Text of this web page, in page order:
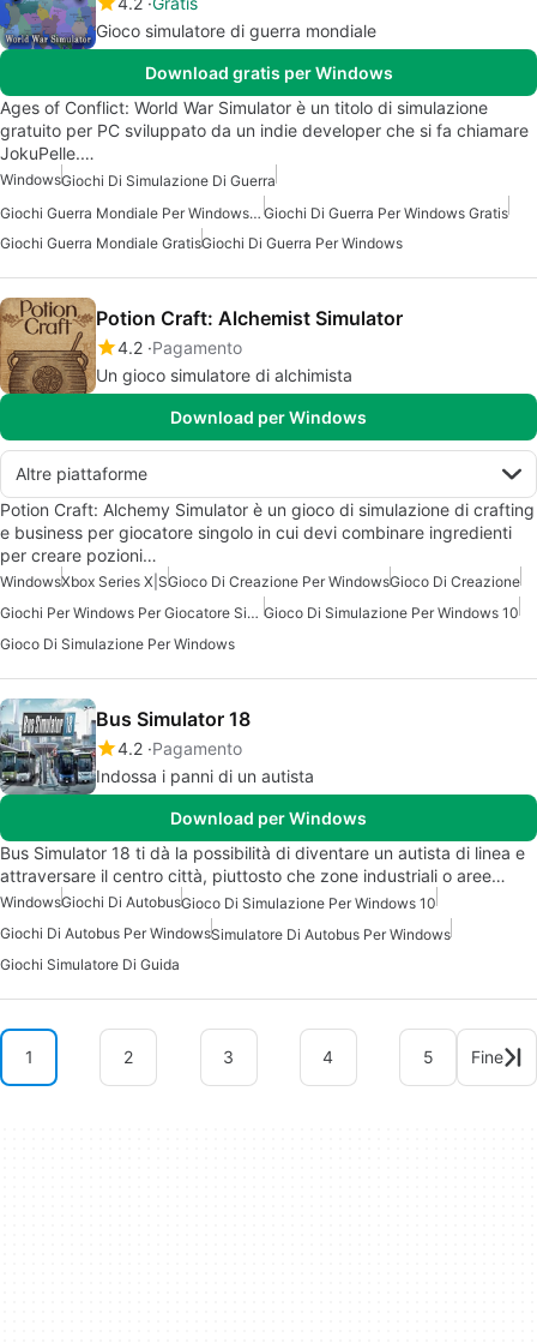
Gioco simulatore di guerra mondiale
Download gratis per Windows
Ages of Conflict: World War Simulator è un titolo di simulazione
gratuito per PC sviluppato da un indie developer che si fa chiamare
JokuPelle.…
WindowsGiochi Di Simulazione Di Guerra
Giochi Guerra Mondiale Per Windows 10 Giochi Di Guerra Per Windows Gratis
Giochi Guerra Mondiale GratisGiochi Di Guerra Per Windows
Potion Craft: Alchemist Simulator
4.2 Pagamento
Un gioco simulatore di alchimista
Download per Windows
Altre piattaforme
Potion Craft: Alchemy Simulator è un gioco di simulazione di crafting
e business per giocatore singolo in cui devi combinare ingredienti
per creare pozioni…
WindowsXbox Series X|SGioco Di Creazione Per WindowsGioco Di Creazione
Giochi Per Windows Per Giocatore Singolo Gioco Di Simulazione Per Windows 10
Gioco Di Simulazione Per Windows
Bus Simulator 18
4.2 Pagamento
Indossa i panni di un autista
Download per Windows
Bus Simulator 18 ti dà la possibilità di diventare un autista di linea e
attraversare il centro città, piuttosto che zone industriali o aree…
WindowsGiochi Di AutobusGioco Di Simulazione Per Windows 10
Giochi Di Autobus Per WindowsSimulatore Di Autobus Per Windows
Giochi Simulatore Di Guida
1 2 3 4 5 Fine